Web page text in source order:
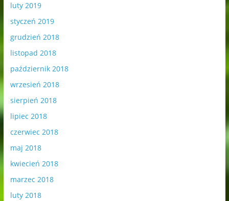
luty 2019
styczeń 2019
grudzień 2018
listopad 2018
październik 2018
wrzesień 2018
sierpień 2018
lipiec 2018
czerwiec 2018
maj 2018
kwiecień 2018
marzec 2018
luty 2018